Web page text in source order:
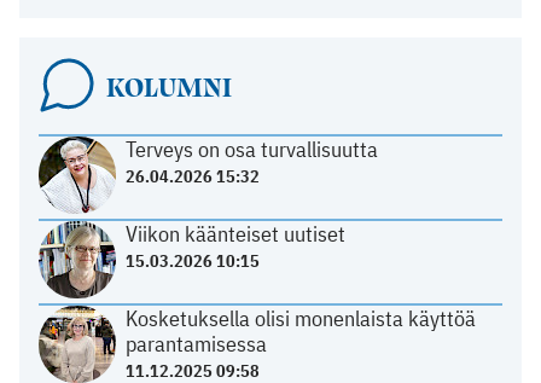
KOLUMNI
Terveys on osa turvallisuutta
26.04.2026 15:32
Viikon käänteiset uutiset
15.03.2026 10:15
Kosketuksella olisi monenlaista käyttöä
parantamisessa
11.12.2025 09:58